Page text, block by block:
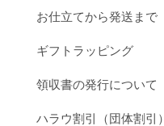
お仕立てから発送まで
ギフトラッピング
領収書の発行について
ハラウ割引（団体割引）